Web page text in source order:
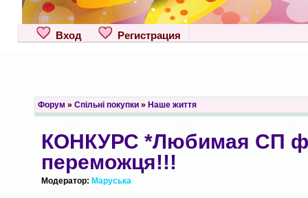
Вход Регистрация
Форум » Спільні покупки» Наше життя
КОНКУРС *Любимая СП
переможця!!!
Модератор: Маруська